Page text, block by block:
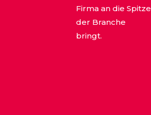
Firma an die Spitze
der Branche
bringt.